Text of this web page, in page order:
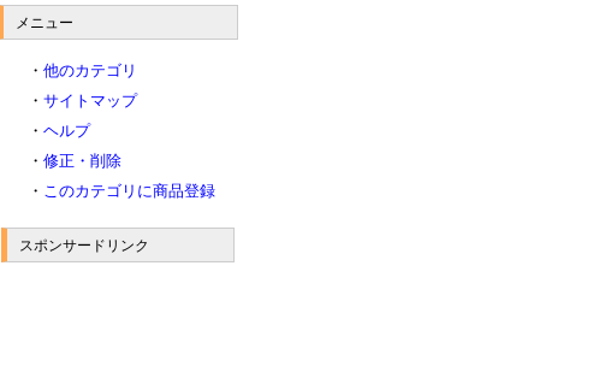
メニュー
・ 他のカテゴリ
・ サイトマップ
・ ヘルプ
・ 修正・削除
・ このカテゴリに商品登録
スポンサードリンク